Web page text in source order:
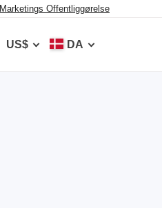
Marketings Offentliggørelse
US$ DA